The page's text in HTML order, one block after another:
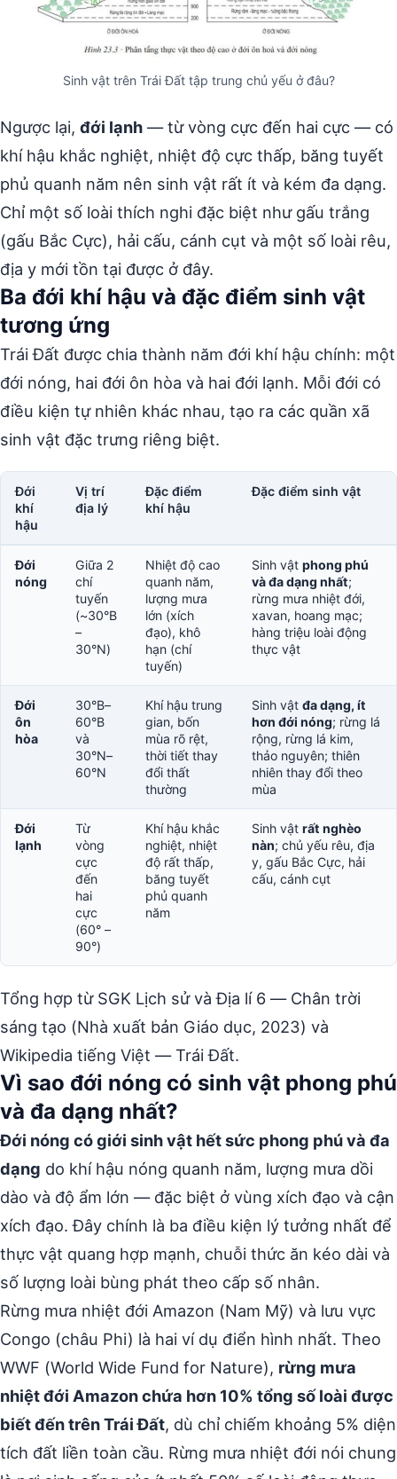
Sinh vật trên Trái Đất tập trung chủ yếu ở đâu?
Ngược lại, đới lạnh — từ vòng cực đến hai cực — có
khí hậu khắc nghiệt, nhiệt độ cực thấp, băng tuyết
phủ quanh năm nên sinh vật rất ít và kém đa dạng.
Chỉ một số loài thích nghi đặc biệt như gấu trắng
(gấu Bắc Cực), hải cấu, cánh cụt và một số loài rêu,
địa y mới tồn tại được ở đây.
Ba đới khí hậu và đặc điểm sinh vật
tương ứng
Trái Đất được chia thành năm đới khí hậu chính: một
đới nóng, hai đới ôn hòa và hai đới lạnh. Mỗi đới có
điều kiện tự nhiên khác nhau, tạo ra các quần xã
sinh vật đặc trưng riêng biệt.
Đới
khí
hậu
Vị trí
địa lý
Đặc điểm
khí hậu
Đặc điểm sinh vật
Đới
nóng
Giữa 2
chí
tuyến
(~30°B
–
30°N)
Nhiệt độ cao
quanh năm,
lượng mưa
lớn (xích
đạo), khô
hạn (chí
tuyến)
Sinh vật phong phú
và đa dạng nhất;
rừng mưa nhiệt đới,
xavan, hoang mạc;
hàng triệu loài động
thực vật
Đới
ôn
hòa
30°B–
60°B
và
30°N–
60°N
Khí hậu trung
gian, bốn
mùa rõ rệt,
thời tiết thay
đổi thất
thường
Sinh vật đa dạng, ít
hơn đới nóng; rừng lá
rộng, rừng lá kim,
thảo nguyên; thiên
nhiên thay đổi theo
mùa
Đới
lạnh
Từ
vòng
cực
đến
hai
cực
(60° –
90°)
Khí hậu khắc
nghiệt, nhiệt
độ rất thấp,
băng tuyết
phủ quanh
năm
Sinh vật rất nghèo
nàn; chủ yếu rêu, địa
y, gấu Bắc Cực, hải
cấu, cánh cụt
Tổng hợp từ SGK Lịch sử và Địa lí 6 — Chân trời
sáng tạo (Nhà xuất bản Giáo dục, 2023) và
Wikipedia tiếng Việt — Trái Đất.
Vì sao đới nóng có sinh vật phong phú
và đa dạng nhất?
Đới nóng có giới sinh vật hết sức phong phú và đa
dạng do khí hậu nóng quanh năm, lượng mưa dồi
dào và độ ẩm lớn — đặc biệt ở vùng xích đạo và cận
xích đạo. Đây chính là ba điều kiện lý tưởng nhất để
thực vật quang hợp mạnh, chuỗi thức ăn kéo dài và
số lượng loài bùng phát theo cấp số nhân.
Rừng mưa nhiệt đới Amazon (Nam Mỹ) và lưu vực
Congo (châu Phi) là hai ví dụ điển hình nhất. Theo
WWF (World Wide Fund for Nature), rừng mưa
nhiệt đới Amazon chứa hơn 10% tổng số loài được
biết đến trên Trái Đất, dù chỉ chiếm khoảng 5% diện
tích đất liền toàn cầu. Rừng mưa nhiệt đới nói chung